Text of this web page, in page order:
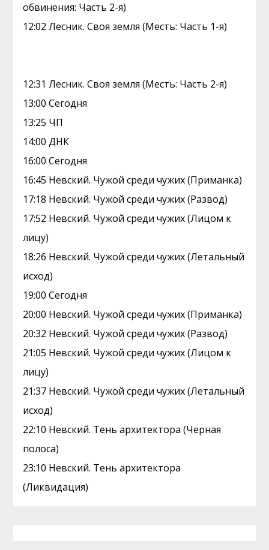
обвинения: Часть 2-я)
12:02 Лесник. Своя земля (Месть: Часть 1-я)
12:31 Лесник. Своя земля (Месть: Часть 2-я)
13:00 Сегодня
13:25 ЧП
14:00 ДНК
16:00 Сегодня
16:45 Невский. Чужой среди чужих (Приманка)
17:18 Невский. Чужой среди чужих (Развод)
17:52 Невский. Чужой среди чужих (Лицом к
лицу)
18:26 Невский. Чужой среди чужих (Летальный
исход)
19:00 Сегодня
20:00 Невский. Чужой среди чужих (Приманка)
20:32 Невский. Чужой среди чужих (Развод)
21:05 Невский. Чужой среди чужих (Лицом к
лицу)
21:37 Невский. Чужой среди чужих (Летальный
исход)
22:10 Невский. Тень архитектора (Черная
полоса)
23:10 Невский. Тень архитектора
(Ликвидация)